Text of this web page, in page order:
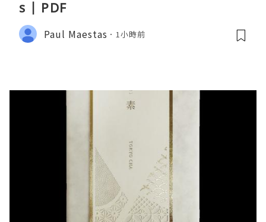
s | PDF
Paul Maestas 1小時前